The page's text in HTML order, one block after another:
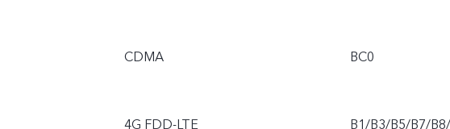
CDMA
4G FDD-LTE